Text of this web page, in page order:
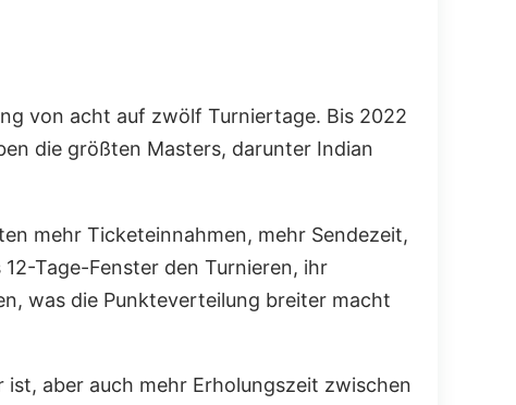
von acht auf zwölf Turniertage. Bis 2022
die größten Masters, darunter Indian
mehr Ticketeinnahmen, mehr Sendezeit,
Tage-Fenster den Turnieren, ihr
was die Punkteverteilung breiter macht
aber auch mehr Erholungszeit zwischen